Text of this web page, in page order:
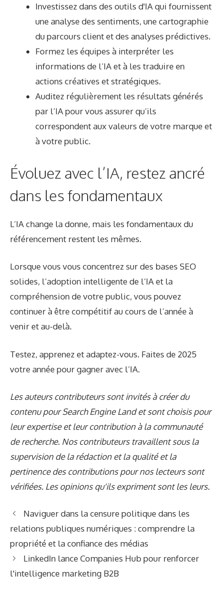
Investissez dans des outils d'IA qui fournissent
une analyse des sentiments, une cartographie
du parcours client et des analyses prédictives.
Formez les équipes à interpréter les
informations de l’IA et à les traduire en
actions créatives et stratégiques.
Auditez régulièrement les résultats générés
par l’IA pour vous assurer qu’ils
correspondent aux valeurs de votre marque et
à votre public.
Évoluez avec l’IA, restez ancré
dans les fondamentaux
L’IA change la donne, mais les fondamentaux du
référencement restent les mêmes.
Lorsque vous vous concentrez sur des bases SEO
solides, l’adoption intelligente de l’IA et la
compréhension de votre public, vous pouvez
continuer à être compétitif au cours de l’année à
venir et au-delà.
Testez, apprenez et adaptez-vous. Faites de 2025
votre année pour gagner avec l’IA.
Les auteurs contributeurs sont invités à créer du
contenu pour Search Engine Land et sont choisis pour
leur expertise et leur contribution à la communauté
de recherche. Nos contributeurs travaillent sous la
supervision de la rédaction et la qualité et la
pertinence des contributions pour nos lecteurs sont
vérifiées. Les opinions qu'ils expriment sont les leurs.
Naviguer dans la censure politique dans les
relations publiques numériques : comprendre la
propriété et la confiance des médias
LinkedIn lance Companies Hub pour renforcer
l'intelligence marketing B2B